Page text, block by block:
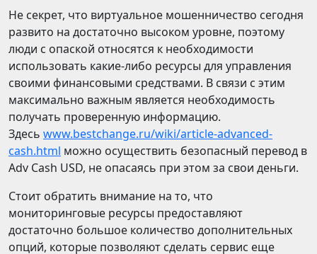
Не секрет, что виртуальное мошенничество сегодня
развито на достаточно высоком уровне, поэтому
люди с опаской относятся к необходимости
использовать какие-либо ресурсы для управления
своими финансовыми средствами. В связи с этим
максимально важным является необходимость
получать проверенную информацию.
Здесь www.bestchange.ru/wiki/article-advanced-
cash.html можно осуществить безопасный перевод в
Adv Cash USD, не опасаясь при этом за свои деньги.
Стоит обратить внимание на то, что
мониторинговые ресурсы предоставляют
достаточно большое количество дополнительных
опций, которые позволяют сделать сервис еще